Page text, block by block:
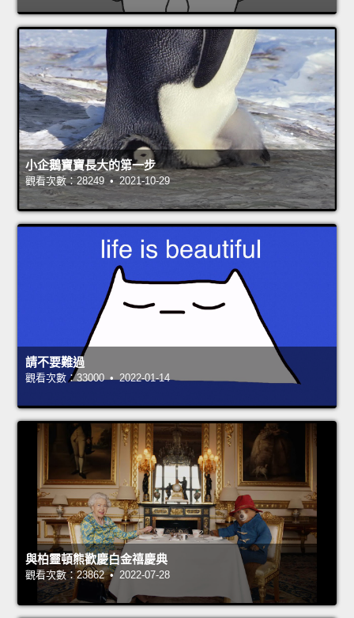
小企鵝寶寶長大的第一步
觀看次數：28249 • 2021-10-29
請不要難過
觀看次數：33000 • 2022-01-14
與柏靈頓熊歡慶白金禧慶典
觀看次數：23862 • 2022-07-28